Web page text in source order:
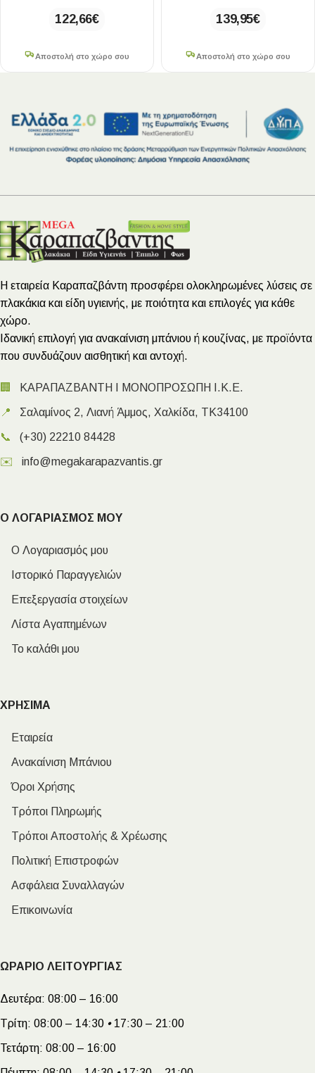
122,66€
Αποστολή στο χώρο σου
139,95€
Αποστολή στο χώρο σου
Η εταιρεία Καραπαζβάντη προσφέρει ολοκληρωμένες λύσεις σε
πλακάκια και είδη υγιεινής, με ποιότητα και επιλογές για κάθε
χώρο.
Ιδανική επιλογή για ανακαίνιση μπάνιου ή κουζίνας, με προϊόντα
που συνδυάζουν αισθητική και αντοχή.
🏢 ΚΑΡΑΠΑΖΒΑΝΤΗ Ι ΜΟΝΟΠΡΟΣΩΠΗ Ι.Κ.Ε.
📍 Σαλαμίνος 2, Λιανή Άμμος, Χαλκίδα, ΤΚ34100
📞 (+30) 22210 84428
✉️ info@megakarapazvantis.gr
Ο ΛΟΓΑΡΙΑΣΜΟΣ ΜΟΥ
Ο Λογαριασμός μου
Ιστορικό Παραγγελιών
Επεξεργασία στοιχείων
Λίστα Αγαπημένων
Το καλάθι μου
ΧΡΗΣΙΜΑ
Εταιρεία
Ανακαίνιση Μπάνιου
Όροι Χρήσης
Τρόποι Πληρωμής
Τρόποι Αποστολής & Χρέωσης
Πολιτική Επιστροφών
Ασφάλεια Συναλλαγών
Επικοινωνία
ΩΡΑΡΙΟ ΛΕΙΤΟΥΡΓΙΑΣ
Δευτέρα: 08:00 – 16:00
Τρίτη: 08:00 – 14:30 •17:30 – 21:00
Τετάρτη: 08:00 – 16:00